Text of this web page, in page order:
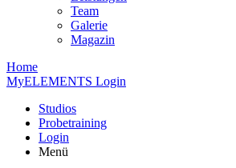
Team
Galerie
Magazin
Home
MyELEMENTS Login
Studios
Probe­training
Login
Menü